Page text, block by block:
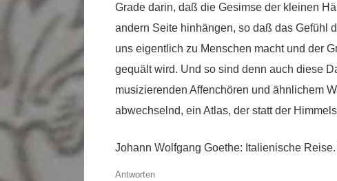
Grade darin, daß die Gesimse der kleinen
andern Seite hinhängen, so daß das Gefühl
uns eigentlich zu Menschen macht und der
gequält wird. Und so sind denn auch diese
musizierenden Affenchören und ähnlichem
abwechselnd, ein Atlas, der statt der
Johann Wolfgang Goethe: Italienische
Antworten